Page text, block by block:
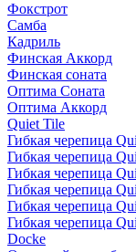
Фокстрот
Самба
Кадриль
Финская Аккорд
Финская соната
Оптима Соната
Оптима Аккорд
Quiet Tile
Гибкая черепица
Гибкая черепица
Гибкая черепица
Гибкая черепица
Гибкая черепица
Гибкая черепица
Docke